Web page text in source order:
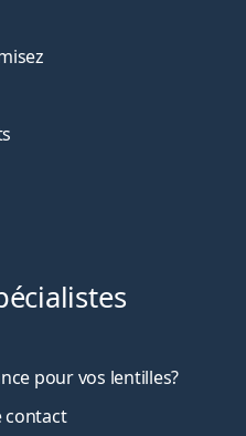
pour vos lentilles?
contact